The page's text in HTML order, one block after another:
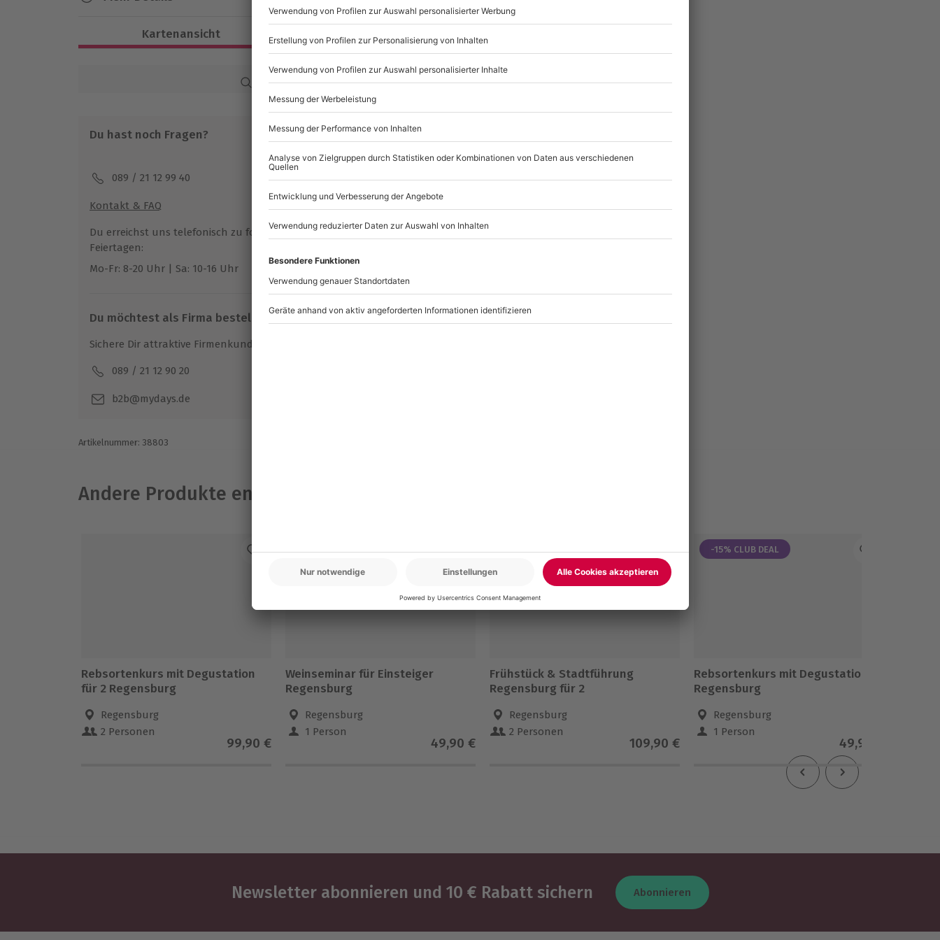
Ca. 2,5 Stunden
Ganzjährig zu bestimmten Terminen verfügbar
Teilnahmebedingungen
Gutschein gültig für 2 Personen
Gruppengröße: 6-12 Personen
Kartenansicht Listenansicht
Karte in Großansicht
Du hast noch Fragen?
089 / 21 12 99 40
Kontakt & FAQ
81671 München
Du erreichst uns telefonisch zu folgenden Zeiten, außer an bundesweiten
Feiertagen:
Mo-Fr: 8-20 Uhr | Sa: 10-16 Uhr
Du möchtest als Firma bestellen?
Sichere Dir attraktive Firmenkunden Vorteile.
089 / 21 12 90 20
b2b@mydays.de
Artikelnummer: 38803
Andere Produkte entdecken
Rebsortenkurs mit Degustation
für 2 Regensburg
Regensburg
2 Personen
99,90 €
Weinseminar für Einsteiger
Regensburg
Regensburg
1 Person
49,90 €
Frühstück & Stadtführung
Regensburg für 2
Regensburg
2 Personen
109,90 €
-15% CLUB DEAL
Rebsortenkurs mit Degustation
Regensburg
Regensburg
1 Person
49,90 €
Newsletter abonnieren und 10 € Rabatt sichern Abonnieren